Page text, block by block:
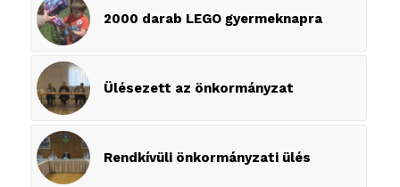
2000 darab LEGO gyermeknapra
Ülésezett az önkormányzat
Rendkívüli önkormányzati ülés